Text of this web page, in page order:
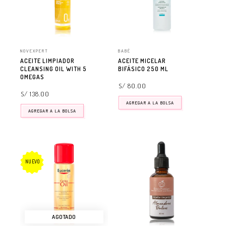
NOVEXPERT
ACEITE LIMPIADOR
CLEANSING OIL WITH 5
OMEGAS
S/ 138.00
AGREGAR A LA BOLSA
BABÉ
ACEITE MICELAR
BIFÁSICO 250 ML
S/ 80.00
AGREGAR A LA BOLSA
AGOTADO
NUEVO